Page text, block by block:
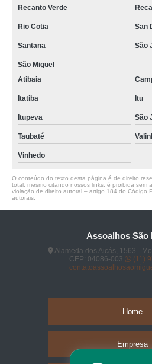
Recanto Verde
Rio Cotia San
Santana São
São Miguel
Atibaia
Itatiba Itu
Itupeva São
Taubaté
Vinhedo
O conteúdo do texto desta página é de direito
total, mesmo citando nossos links, é proibida sem
violação de direito autoral – artigo 184 do Código
autorais
Assoalhos São
Alameda dos Aicás, 1563 -
CEP: 04086-003
(11)
Home
Empresa